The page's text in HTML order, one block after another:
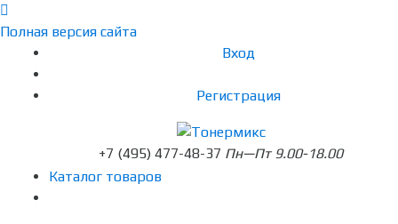
Полная версия сайта
Вход
Регистрация
+7 (495) 477-48-37 Пн—Пт 9.00-18.00
Каталог товаров